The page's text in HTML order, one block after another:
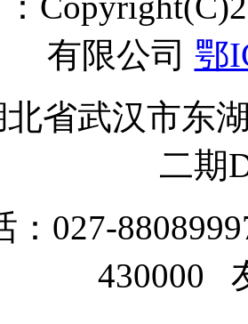
有限公司 鄂
省武汉市东
二期
：027-
430000